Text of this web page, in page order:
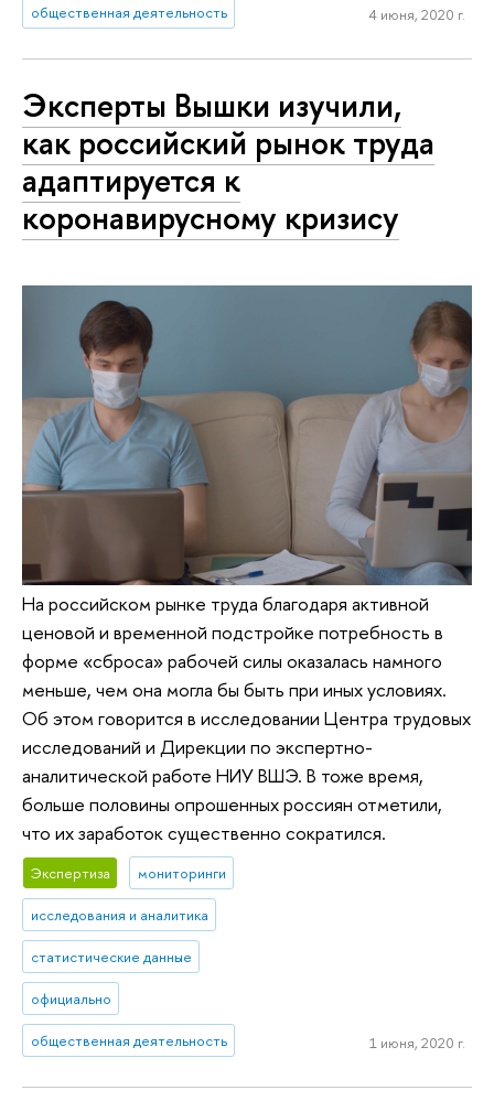
общественная деятельность 4 июня, 2020 г.
Эксперты Вышки изучили,
как российский рынок труда
адаптируется к
коронавирусному кризису
На российском рынке труда благодаря активной
ценовой и временной подстройке потребность в
форме «сброса» рабочей силы оказалась намного
меньше, чем она могла бы быть при иных условиях.
Об этом говорится в исследовании Центра трудовых
исследований и Дирекции по экспертно-
аналитической работе НИУ ВШЭ. В тоже время,
больше половины опрошенных россиян отметили,
что их заработок существенно сократился.
Экспертиза мониторинги
исследования и аналитика
статистические данные
официально
общественная деятельность 1 июня, 2020 г.